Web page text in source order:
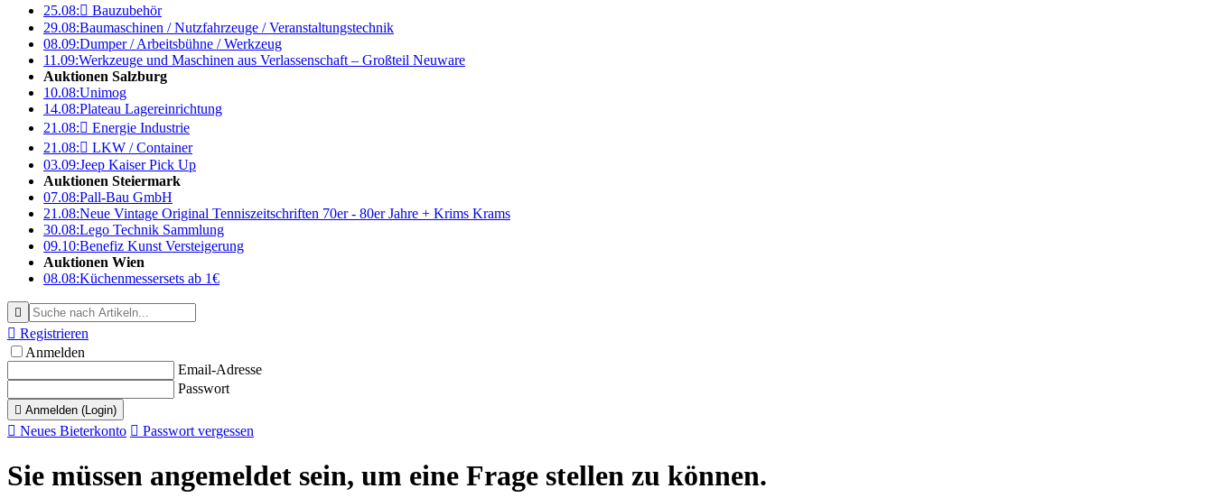
25.08: Bauzubehör
29.08:Baumaschinen / Nutzfahrzeuge / Veranstaltungstechnik
08.09:Dumper / Arbeitsbühne / Werkzeug
11.09:Werkzeuge und Maschinen aus Verlassenschaft – Großteil Neuware
Auktionen Salzburg
10.08:Unimog
14.08:Plateau Lagereinrichtung
21.08: Energie Industrie
21.08: LKW / Container
03.09:Jeep Kaiser Pick Up
Auktionen Steiermark
07.08:Pall-Bau GmbH
21.08:Neue Vintage Original Tenniszeitschriften 70er - 80er Jahre + Krims Krams
30.08:Lego Technik Sammlung
09.10:Benefiz Kunst Versteigerung
Auktionen Wien
08.08:Küchenmessersets ab 1€

 Registrieren
Anmelden
Email-Adresse
Passwort
 Anmelden (Login)
 Neues Bieterkonto  Passwort vergessen
Sie müssen angemeldet sein, um eine Frage stellen zu können.